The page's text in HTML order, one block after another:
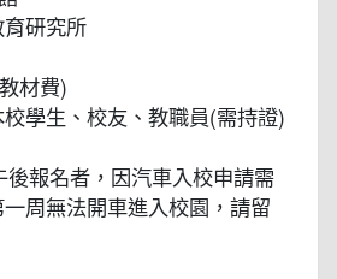
研究所
材費)
學生、校友、教職員(需持證)
報名者，因汽車入校申請需
周無法開車進入校園，請留